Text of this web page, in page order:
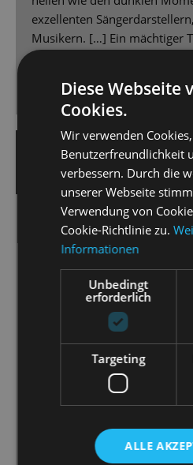
exzellenten
Musikern. […] Ein mächtiger
zur „neuen Zeit“, schließt
Gefühle des Publikums
19. April 2025 | Jens Daniel
SÄCHSISCHE ZEITUNG
Berührende Schicksale in
Inszenierung
An Dresdens Staatsoperette
zu einer beängstigend
[...] Die Musik, mit gutem
Christian Feigel, wird
Günzel, anfangs der coole
meisterhaft auf der Klaviatur
Entgrenzung [...] Fräulein
spielen ein anrührendes
Glück von Herzen gönnt. [...]
Diese Webseite
Cookies.
Wir verwenden
Benutzerfreundlichkeit
verbessern. Durch die
unserer Webseite
Verwendung von
Cookie-Richtlinie zu.
Informationen
Unbedingt
erforderlich
Targeting
ALLE